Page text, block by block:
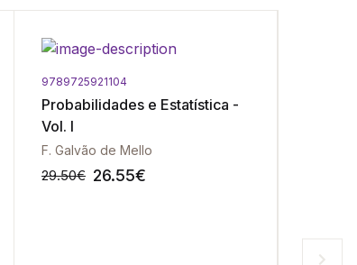
9789725921104
Probabilidades e Estatística -
Vol. I
F. Galvão de Mello
29.50€ 26.55€